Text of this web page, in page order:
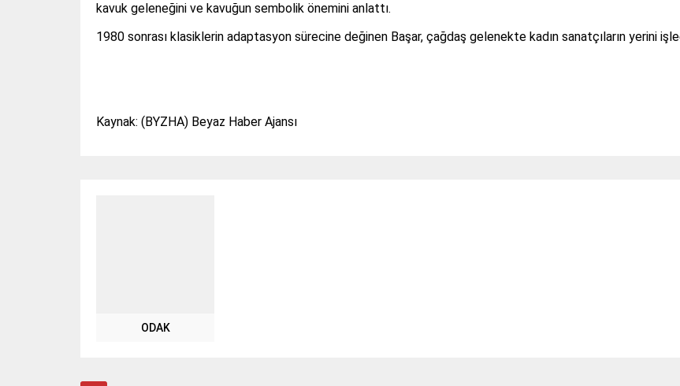
kavuk geleneğini ve kavuğun sembolik önemini anlattı.
1980 sonrası klasiklerin adaptasyon sürecine değinen Başar, çağdaş gelenekte kadın sanatçıların yerini
Kaynak: (BYZHA) Beyaz Haber Ajansı
ODAK